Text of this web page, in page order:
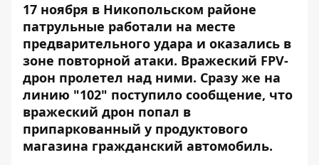
17 ноября в Никопольском районе
патрульные работали на месте
предварительного удара и оказались в
зоне повторной атаки. Вражеский FPV-
дрон пролетел над ними. Сразу же на
линию "102" поступило сообщение, что
вражеский дрон попал в
припаркованный у продуктового
магазина гражданский автомобиль.